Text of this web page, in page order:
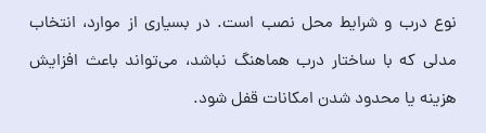
نوع درب و شرایط محل نصب است. در بسیاری از موارد، انتخاب
مدلی که با ساختار درب هماهنگ نباشد، می‌تواند باعث افزایش
هزینه یا محدود شدن امکانات قفل شود.